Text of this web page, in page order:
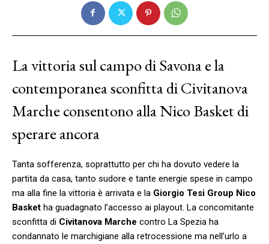
La vittoria sul campo di Savona e la
contemporanea sconfitta di Civitanova
Marche consentono alla Nico Basket di
sperare ancora
Tanta sofferenza, soprattutto per chi ha dovuto vedere la
partita da casa, tanto sudore e tante energie spese in campo
ma alla fine la vittoria è arrivata e la Giorgio Tesi Group Nico
Basket ha guadagnato l’accesso ai playout. La concomitante
sconfitta di Civitanova Marche contro La Spezia ha
condannato le marchigiane alla retrocessione ma nell’urlo a